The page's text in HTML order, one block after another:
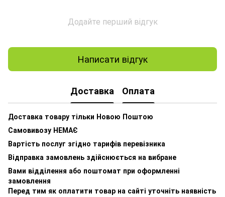
Додайте перший відгук
Написати відгук
Доставка Оплата
Доставка товару тільки Новою Поштою
Самовивозу НЕМАЄ
Вартість послуг згідно тарифів перевізника
Відправка замовлень здійснюється на вибране
Вами відділення або поштомат при оформленні
замовлення
Перед тим як оплатити товар на сайті уточніть наявність